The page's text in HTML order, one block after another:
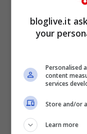
abbassano,
senza
scivolone
“Boxing Day” è
fatta.
bloglive.it
your
Personalised
content
services
Store and/or
Learn more